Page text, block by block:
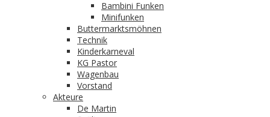
Bambini Funken
Minifunken
Buttermarktsmöhnen
Technik
Kinderkarneval
KG Pastor
Wagenbau
Vorstand
Akteure
De Martin